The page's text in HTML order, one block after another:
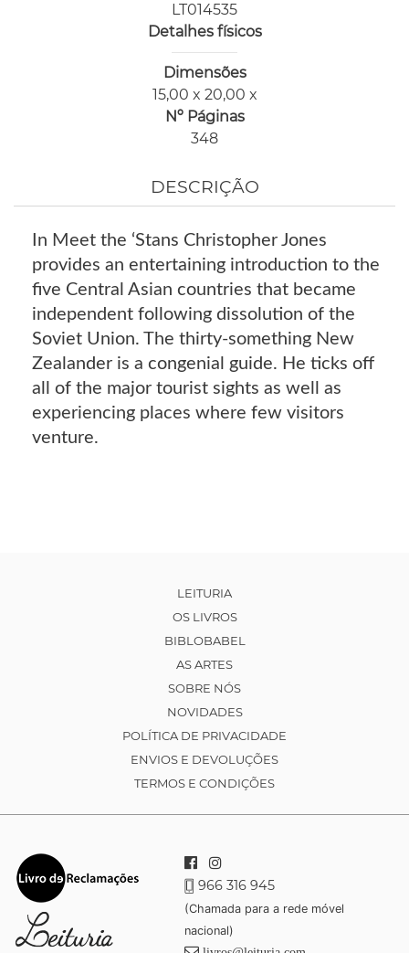
LT014535
Detalhes físicos
Dimensões
15,00 x 20,00 x
Nº Páginas
348
DESCRIÇÃO
In Meet the ‘Stans Christopher Jones
provides an entertaining introduction to the
five Central Asian countries that became
independent following dissolution of the
Soviet Union. The thirty-something New
Zealander is a congenial guide. He ticks off
all of the major tourist sights as well as
experiencing places where few visitors
venture.
LEITURIA
OS LIVROS
BIBLOBABEL
AS ARTES
SOBRE NÓS
NOVIDADES
POLÍTICA DE PRIVACIDADE
ENVIOS E DEVOLUÇÕES
TERMOS E CONDIÇÕES
966 316 945
(Chamada para a rede móvel
nacional)